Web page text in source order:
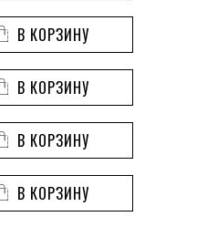
В КОРЗИНУ
В КОРЗИНУ
В КОРЗИНУ
В КОРЗИНУ